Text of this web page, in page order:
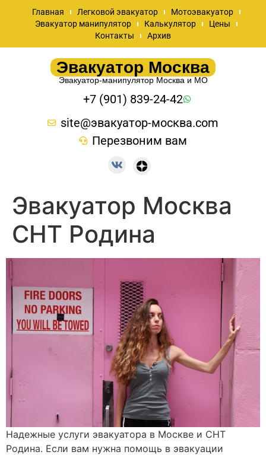
Главная Легковой эвакуатор
Мотоэвакуатор
Эвакуатор манипулятор
Калькулятор
Цены
Контакты
Архив
Эвакуатор Москва
Эвакуатор-манипулятор Москва и МО
+7 (901) 839-24-42
site@эвакуатор-москва.com
Перезвоним вам
Эвакуатор Москва
СНТ Родина
Надежные услуги эвакуатора в Москве и СНТ
Родина. Если вам нужна помощь в эвакуации